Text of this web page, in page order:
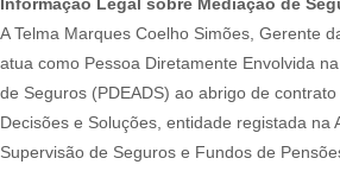
Informação Legal sobre Mediação de
A Telma Marques Coelho Simões, Gerente
atua como Pessoa Diretamente Envolvida
de Seguros (PDEADS) ao abrigo de
Decisões e Soluções, entidade registada na
Supervisão de Seguros e Fundos de